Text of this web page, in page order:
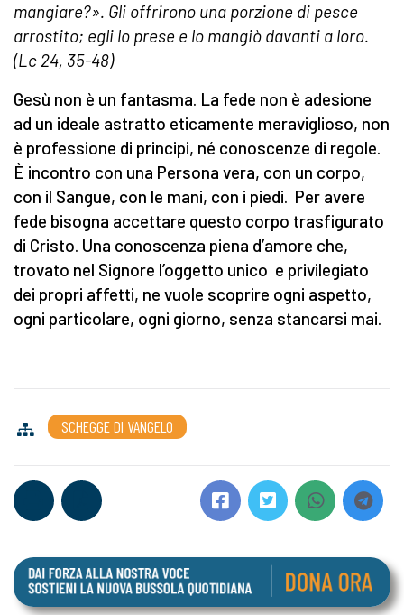
mangiare?». Gli offrirono una porzione di pesce
arrostito; egli lo prese e lo mangiò davanti a loro.
(Lc 24, 35-48)
Gesù non è un fantasma. La fede non è adesione
ad un ideale astratto eticamente meraviglioso, non
è professione di principi, né conoscenze di regole.
È incontro con una Persona vera, con un corpo,
con il Sangue, con le mani, con i piedi. Per avere
fede bisogna accettare questo corpo trasfigurato
di Cristo. Una conoscenza piena d’amore che,
trovato nel Signore l’oggetto unico e privilegiato
dei propri affetti, ne vuole scoprire ogni aspetto,
ogni particolare, ogni giorno, senza stancarsi mai.
SCHEGGE DI VANGELO